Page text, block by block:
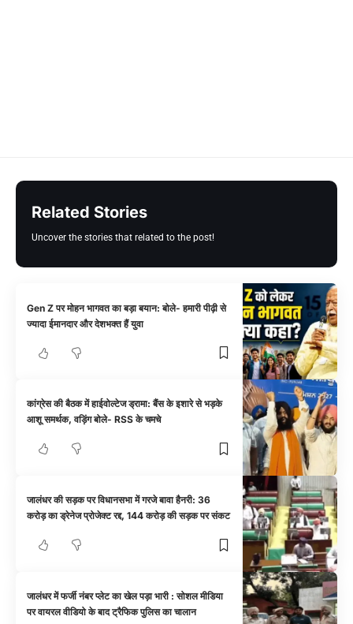
Related Stories
Uncover the stories that related to the post!
Gen Z पर मोहन भागवत का बड़ा बयान: बोले- हमारी पीढ़ी से
ज्यादा ईमानदार और देशभक्त हैं युवा
कांग्रेस की बैठक में हाईवोल्टेज ड्रामा: बैंस के इशारे से भड़के
आशू समर्थक, वड़िंग बोले- RSS के चमचे
जालंधर की सड़क पर विधानसभा में गरजे बावा हैनरी: 36
करोड़ का ड्रेनेज प्रोजेक्ट रद्द, 144 करोड़ की सड़क पर संकट
जालंधर में फर्जी नंबर प्लेट का खेल पड़ा भारी : सोशल मीडिया
पर वायरल वीडियो के बाद ट्रैफिक पुलिस का चालान